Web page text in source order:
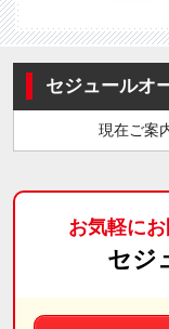
セジュールオ
現在ご案
お気軽に
セジ